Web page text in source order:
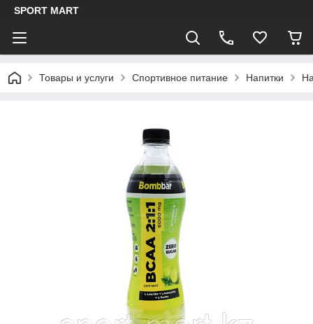
SPORT MART
Товары и услуги Спортивное питание Напитки